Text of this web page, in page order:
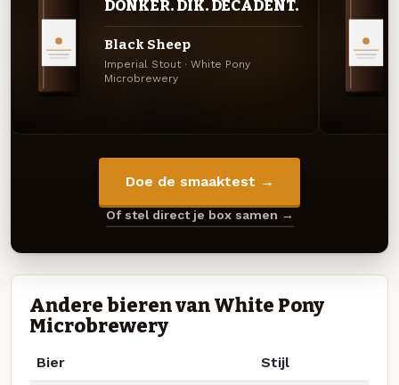
DONKER. DIK. DECADENT.
Black Sheep
Imperial Stout · White Pony
Microbrewery
Doe de smaaktest →
Of stel direct je box samen →
Andere bieren van White Pony
Microbrewery
Bier Stijl